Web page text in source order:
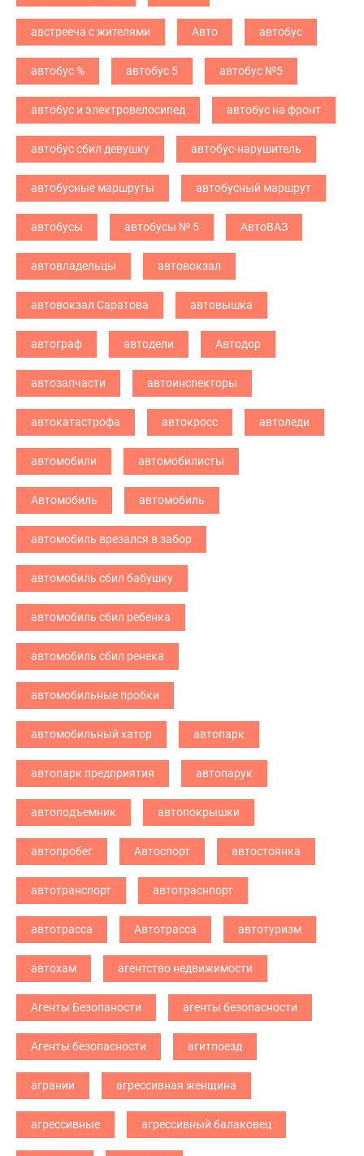
австрееча с жителями Авто автобус
автобус % автобус 5 автобус №5
автобус и электровелосипед автобус на фронт
автобус сбил девушку автобус-нарушитель
автобусные маршруты автобусный маршрут
автобусы автобусы № 5 АвтоВАЗ
автовладельцы автовокзал
автовокзал Саратова автовышка
автограф автодели Автодор
автозапчасти автоинспекторы
автокатастрофа автокросс автоледи
автомобили автомобилисты
Автомобиль автомобиль
автомобиль врезался в забор
автомобиль сбил бабушку
автомобиль сбил ребенка
автомобиль сбил ренека
автомобильные пробки
автомобильный хатор автопарк
автопарк предприятия автопарук
автоподъемник автопокрышки
автопробег Автоспорт автостоянка
автотранспорт автотраснпорт
автотрасса Автотрасса автотуризм
автохам агентство недвижимости
Агенты Безопаности агенты безопасности
Агенты безопасности агитпоезд
агрании агрессивная женщина
агрессивные агрессивный балаковец